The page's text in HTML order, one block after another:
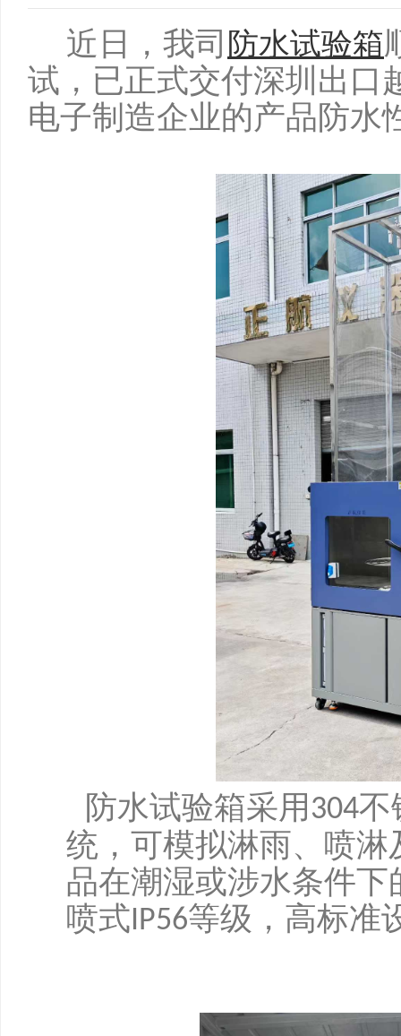
近日，我司 防水试验箱
试，已正式交付深圳 出口
电子制造企业的产品防水
防水试验箱采用 304不
统，可模拟淋雨、喷
品在潮湿或涉水条件
喷式IP56等级，高标准